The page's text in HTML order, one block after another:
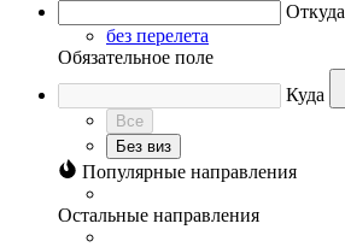
Откуда
без перелета
Обязательное поле
Куда
Все
Без виз
Популярные направления
Остальные направления